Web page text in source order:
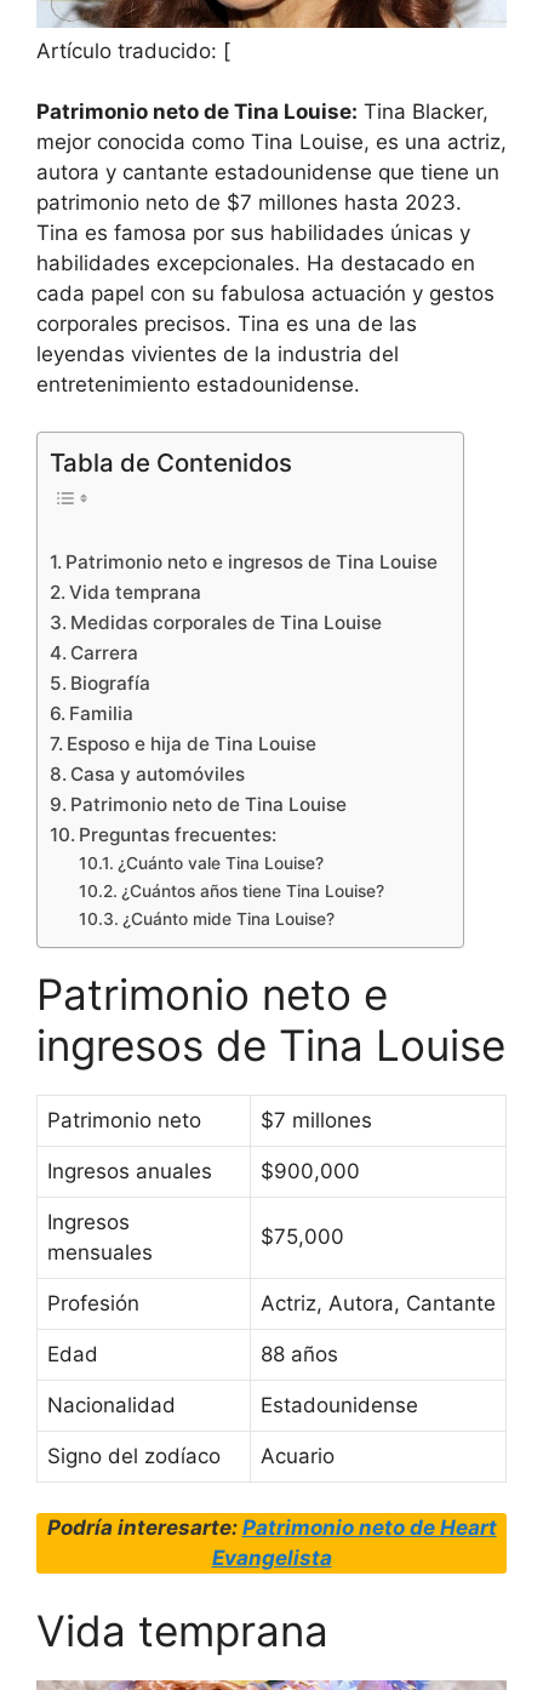
Artículo traducido: [
Patrimonio neto de Tina Louise: Tina Blacker,
mejor conocida como Tina Louise, es una actriz,
autora y cantante estadounidense que tiene un
patrimonio neto de $7 millones hasta 2023.
Tina es famosa por sus habilidades únicas y
habilidades excepcionales. Ha destacado en
cada papel con su fabulosa actuación y gestos
corporales precisos. Tina es una de las
leyendas vivientes de la industria del
entretenimiento estadounidense.
Tabla de Contenidos
Patrimonio neto e ingresos de Tina Louise
Vida temprana
Medidas corporales de Tina Louise
Carrera
Biografía
Familia
Esposo e hija de Tina Louise
Casa y automóviles
Patrimonio neto de Tina Louise
Preguntas frecuentes:
¿Cuánto vale Tina Louise?
¿Cuántos años tiene Tina Louise?
¿Cuánto mide Tina Louise?
Patrimonio neto e
ingresos de Tina Louise
Patrimonio neto $7 millones
Ingresos anuales $900,000
Ingresos
mensuales
$75,000
Profesión Actriz, Autora, Cantante
Edad 88 años
Nacionalidad Estadounidense
Signo del zodíaco Acuario
Podría interesarte: Patrimonio neto de Heart
Evangelista
Vida temprana